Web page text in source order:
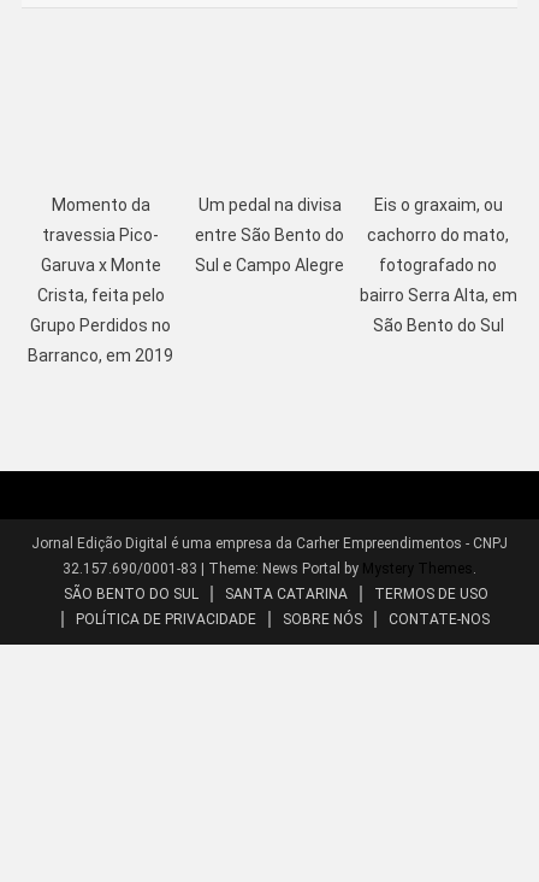
Momento da
travessia Pico-
Garuva x Monte
Crista, feita pelo
Grupo Perdidos no
Barranco, em 2019
Um pedal na divisa
entre São Bento do
Sul e Campo Alegre
Eis o graxaim, ou
cachorro do mato,
fotografado no
bairro Serra Alta, em
São Bento do Sul
Jornal Edição Digital é uma empresa da Carher Empreendimentos - CNPJ
32.157.690/0001-83 | Theme: News Portal by Mystery Themes .
SÃO BENTO DO SUL
SANTA CATARINA
TERMOS DE USO
POLÍTICA DE PRIVACIDADE
SOBRE NÓS CONTATE-NOS